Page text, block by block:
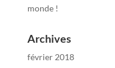
monde !
Archives
février 2018